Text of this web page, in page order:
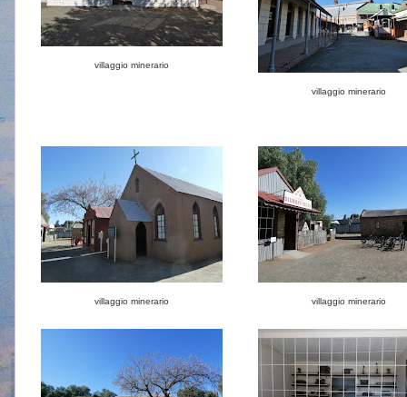
villaggio minerario
villaggio minerario
villaggio minerario villaggio minerario